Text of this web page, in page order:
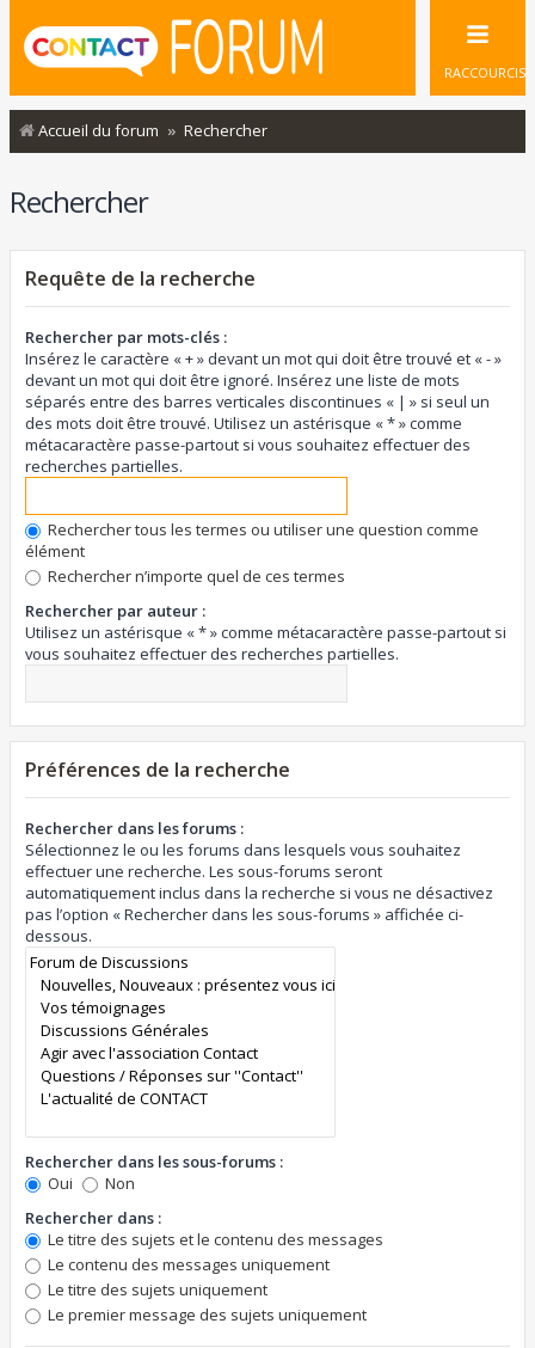
RACCOURCIS
Accueil du forum Rechercher
Rechercher
Requête de la recherche
Rechercher par mots-clés :
Insérez le caractère « + » devant un mot qui doit être trouvé et « - »
devant un mot qui doit être ignoré. Insérez une liste de mots
séparés entre des barres verticales discontinues « | » si seul un
des mots doit être trouvé. Utilisez un astérisque « * » comme
métacaractère passe-partout si vous souhaitez effectuer des
recherches partielles.
Rechercher tous les termes ou utiliser une question comme
élément
Rechercher n’importe quel de ces termes
Rechercher par auteur :
Utilisez un astérisque « * » comme métacaractère passe-partout si
vous souhaitez effectuer des recherches partielles.
Préférences de la recherche
Rechercher dans les forums :
Sélectionnez le ou les forums dans lesquels vous souhaitez
effectuer une recherche. Les sous-forums seront
automatiquement inclus dans la recherche si vous ne désactivez
pas l’option « Rechercher dans les sous-forums » affichée ci-
dessous.
Rechercher dans les sous-forums :
Oui
Non
Rechercher dans :
Le titre des sujets et le contenu des messages
Le contenu des messages uniquement
Le titre des sujets uniquement
Le premier message des sujets uniquement